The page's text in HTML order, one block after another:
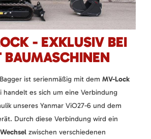
- EXKLUSIV BEI
ist serienmäßig mit dem MV-Lock
handelt es sich um eine Verbindung
unseres Yanmar ViO27-6 und dem
Durch diese Verbindung wird ein
zwischen verschiedenen